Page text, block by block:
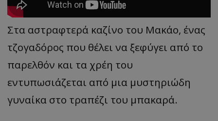
Στα αστραφτερά καζίνο του Μακάο, ένας
τζογαδόρος που θέλει να ξεφύγει από το
παρελθόν και τα χρέη του
εντυπωσιάζεται από μια μυστηριώδη
γυναίκα στο τραπέζι του μπακαρά.